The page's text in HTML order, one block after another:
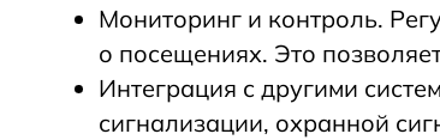
Мониторинг и контроль.
о посещениях. Это
Интеграция с другими
сигнализации, охранной